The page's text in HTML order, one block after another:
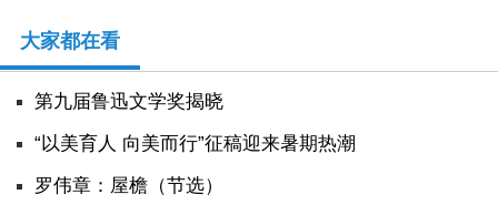
大家都在看
第九届鲁迅文学奖揭晓
“以美育人 向美而行”征稿迎来暑期热潮
罗伟章：屋檐（节选）